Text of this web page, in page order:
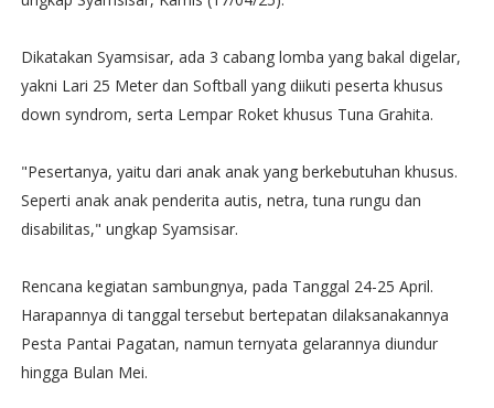
Dikatakan Syamsisar, ada 3 cabang lomba yang bakal digelar,
yakni Lari 25 Meter dan Softball yang diikuti peserta khusus
down syndrom, serta Lempar Roket khusus Tuna Grahita.
"Pesertanya, yaitu dari anak anak yang berkebutuhan khusus.
Seperti anak anak penderita autis, netra, tuna rungu dan
disabilitas," ungkap Syamsisar.
Rencana kegiatan sambungnya, pada Tanggal 24-25 April.
Harapannya di tanggal tersebut bertepatan dilaksanakannya
Pesta Pantai Pagatan, namun ternyata gelarannya diundur
hingga Bulan Mei.